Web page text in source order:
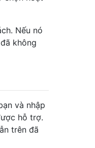
Nếu nó
không
và nhập
hỗ trợ.
trên đã